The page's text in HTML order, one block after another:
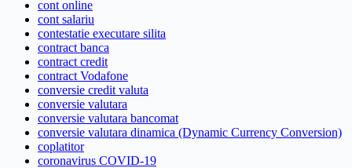
cont online
cont salariu
contestatie executare silita
contract banca
contract credit
contract Vodafone
conversie credit valuta
conversie valutara
conversie valutara bancomat
conversie valutara dinamica (Dynamic Currency Conversion)
coplatitor
coronavirus COVID-19